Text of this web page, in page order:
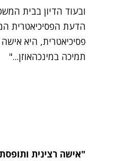
ובעוד הדיון בבית
הדעת הפסיכיאטרית
פסיכיאטרית, היא
תמיכה במינכהאוזן..."
"אישה רצינית ותופסת